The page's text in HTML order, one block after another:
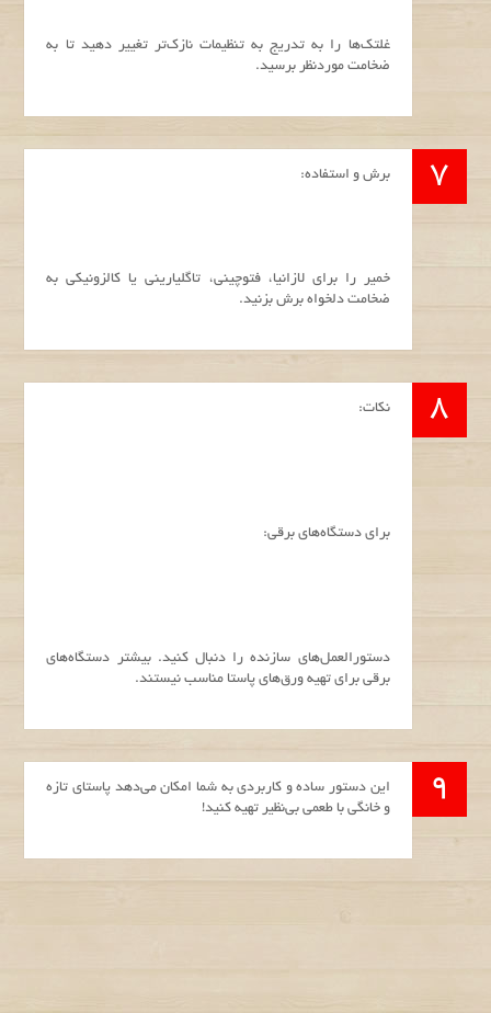
غلتک‌ها را به تدریج به تنظیمات نازک‌تر تغییر دهید تا به
ضخامت موردنظر برسید.
برش و استفاده:
خمیر را برای لازانیا، فتوچینی، تاگلیارینی یا کالزونیکی به
ضخامت دلخواه برش بزنید.
نکات:
برای دستگاه‌های برقی:
دستورالعمل‌های سازنده را دنبال کنید. بیشتر دستگاه‌های
برقی برای تهیه ورق‌های پاستا مناسب نیستند.
این دستور ساده و کاربردی به شما امکان می‌دهد پاستای تازه
و خانگی با طعمی بی‌نظیر تهیه کنید!